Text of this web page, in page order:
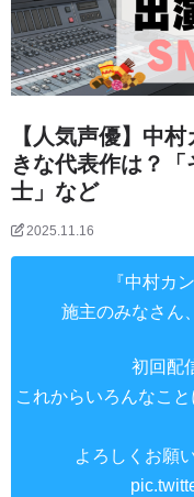
【人気声優】中
きな代表作は？
士」など
2025.11.16
『中村カ
施主のみなさん
初回配
これからいろんなこ
よろしくお願